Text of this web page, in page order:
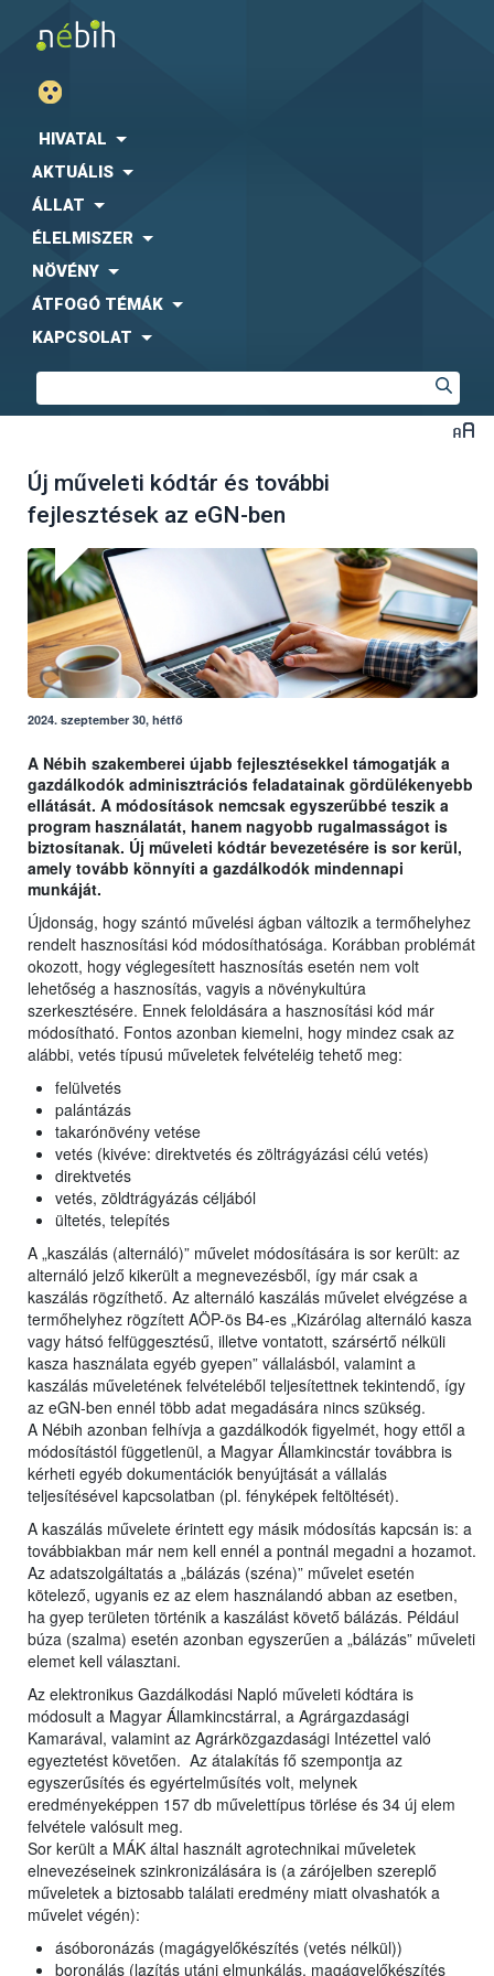
HIVATAL
AKTUÁLIS
ÁLLAT
ÉLELMISZER
NÖVÉNY
ÁTFOGÓ TÉMÁK
KAPCSOLAT
Új műveleti kódtár és további
fejlesztések az eGN-ben
2024. szeptember 30, hétfő
A Nébih szakemberei újabb fejlesztésekkel támogatják a
gazdálkodók adminisztrációs feladatainak gördülékenyebb
ellátását. A módosítások nemcsak egyszerűbbé teszik a
program használatát, hanem nagyobb rugalmasságot is
biztosítanak. Új műveleti kódtár bevezetésére is sor kerül,
amely tovább könnyíti a gazdálkodók mindennapi
munkáját.
Újdonság, hogy szántó művelési ágban változik a termőhelyhez
rendelt hasznosítási kód módosíthatósága. Korábban problémát
okozott, hogy véglegesített hasznosítás esetén nem volt
lehetőség a hasznosítás, vagyis a növénykultúra
szerkesztésére. Ennek feloldására a hasznosítási kód már
módosítható. Fontos azonban kiemelni, hogy mindez csak az
alábbi, vetés típusú műveletek felvételéig tehető meg:
felülvetés
palántázás
takarónövény vetése
vetés (kivéve: direktvetés és zöltrágyázási célú vetés)
direktvetés
vetés, zöldtrágyázás céljából
ültetés, telepítés
A „kaszálás (alternáló)” művelet módosítására is sor került: az
alternáló jelző kikerült a megnevezésből, így már csak a
kaszálás rögzíthető. Az alternáló kaszálás művelet elvégzése a
termőhelyhez rögzített AÖP-ös B4-es „Kizárólag alternáló kasza
vagy hátsó felfüggesztésű, illetve vontatott, szársértő nélküli
kasza használata egyéb gyepen” vállalásból, valamint a
kaszálás műveletének felvételéből teljesítettnek tekintendő, így
az eGN-ben ennél több adat megadására nincs szükség.
A Nébih azonban felhívja a gazdálkodók figyelmét, hogy ettől a
módosítástól függetlenül, a Magyar Államkincstár továbbra is
kérheti egyéb dokumentációk benyújtását a vállalás
teljesítésével kapcsolatban (pl. fényképek feltöltését).
A kaszálás művelete érintett egy másik módosítás kapcsán is: a
továbbiakban már nem kell ennél a pontnál megadni a hozamot.
Az adatszolgáltatás a „bálázás (széna)” művelet esetén
kötelező, ugyanis ez az elem használandó abban az esetben,
ha gyep területen történik a kaszálást követő bálázás. Például
búza (szalma) esetén azonban egyszerűen a „bálázás” műveleti
elemet kell választani.
Az elektronikus Gazdálkodási Napló műveleti kódtára is
módosult a Magyar Államkincstárral, a Agrárgazdasági
Kamarával, valamint az Agrárközgazdasági Intézettel való
egyeztetést követően. Az átalakítás fő szempontja az
egyszerűsítés és egyértelműsítés volt, melynek
eredményeképpen 157 db művelettípus törlése és 34 új elem
felvétele valósult meg.
Sor került a MÁK által használt agrotechnikai műveletek
elnevezéseinek szinkronizálására is (a zárójelben szereplő
műveletek a biztosabb találati eredmény miatt olvashatók a
művelet végén):
ásóboronázás (magágyelőkészítés (vetés nélkül))
boronálás (lazítás utáni elmunkálás, magágyelőkészítés